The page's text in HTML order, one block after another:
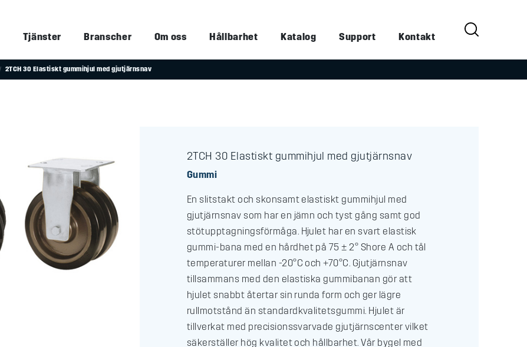
Tjänster Branscher Om oss Hållbarhet Katalog Support Kontakt
2TCH 30 Elastiskt gummihjul med gjutjärnsnav
2TCH 30 Elastiskt gummihjul med gjutjärnsnav
Gummi
En slitstakt och skonsamt elastiskt gummihjul med
gjutjärnsnav som har en jämn och tyst gång samt god
stötupptagningsförmåga. Hjulet har en svart elastisk
gummi-bana med en hårdhet på 75 ± 2° Shore A och tål
temperaturer mellan -20°C och +70°C. Gjutjärnsnav
tillsammans med den elastiska gummibanan gör att
hjulet snabbt återtar sin runda form och ger lägre
rullmotstånd än standardkvalitetsgummi. Hjulet är
tillverkat med precisionssvarvade gjutjärnscenter vilket
säkerställer hög kvalitet och hållbarhet. Vår bygel med